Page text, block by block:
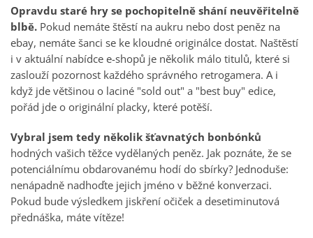
Opravdu staré hry se pochopitelně shání neuvěřitelně
blbě. Pokud nemáte štěstí na aukru nebo dost peněz na
ebay, nemáte šanci se ke kloudné originálce dostat. Naštěstí
i v aktuální nabídce e-shopů je několik málo titulů, které si
zaslouží pozornost každého správného retrogamera. A i
když jde většinou o laciné "sold out" a "best buy" edice,
pořád jde o originální placky, které potěší.
Vybral jsem tedy několik šťavnatých bonbónků
hodných vašich těžce vydělaných peněz. Jak poznáte, že se
potenciálnímu obdarovanému hodí do sbírky? Jednoduše:
nenápadně nadhoďte jejich jméno v běžné konverzaci.
Pokud bude výsledkem jiskření očiček a desetiminutová
přednáška, máte vítěze!